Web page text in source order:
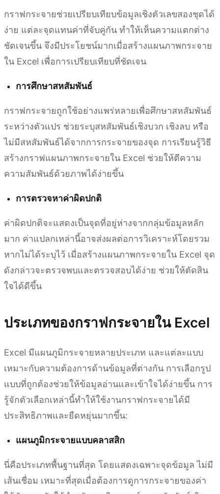
กราฟกระจายช่วยเปรียบเทียบข้อมูลเชิงตัวเลขสองชุดได้
ง่าย แต่ละจุดแทนค่าที่จับคู่กัน ทำให้เห็นความแตกต่าง
ชัดเจนขึ้น จึงมีประโยชน์มากเมื่อสร้างแผนภาพกระจาย
ใน Excel เพื่อการเปรียบเทียบที่ชัดเจน
การศึกษาสหสัมพันธ์
กราฟกระจายถูกใช้อย่างแพร่หลายเพื่อศึกษาสหสัมพันธ์
ระหว่างตัวแปร ช่วยระบุสหสัมพันธ์เชิงบวก เชิงลบ หรือ
ไม่มีสหสัมพันธ์ได้จากการกระจายของจุด การเรียนรู้วิธี
สร้างกราฟแผนภาพกระจายใน Excel ช่วยให้ตีความ
ความสัมพันธ์ด้วยภาพได้ง่ายขึ้น
การตรวจหาค่าผิดปกติ
ค่าผิดปกติจะแสดงเป็นจุดที่อยู่ห่างจากกลุ่มข้อมูลหลัก
มาก ค่าแปลกเหล่านี้อาจส่งผลต่อการวิเคราะห์โดยรวม
หากไม่ได้ระบุไว้ เมื่อสร้างแผนภาพกระจายใน Excel จุด
ดังกล่าวจะตรวจพบและตรวจสอบได้ง่าย ช่วยให้ตัดสิน
ใจได้ดีขึ้น
ประเภทของกราฟกระจายใน Excel
Excel มีแผนภูมิกระจายหลายประเภท และแต่ละแบบ
เหมาะกับความต้องการด้านข้อมูลที่ต่างกัน การเลือกรูป
แบบที่ถูกต้องช่วยให้ข้อมูลอ่านและเข้าใจได้ง่ายขึ้น การ
รู้จักตัวเลือกเหล่านี้ทำให้ใช้งานกราฟกระจายได้มี
ประสิทธิภาพและยืดหยุ่นมากขึ้น:
แผนภูมิกระจายแบบคลาสสิก
นี่คือประเภทพื้นฐานที่สุด โดยแสดงเฉพาะจุดข้อมูล ไม่มี
เส้นเชื่อม เหมาะที่สุดเมื่อต้องการดูการกระจายของค่า